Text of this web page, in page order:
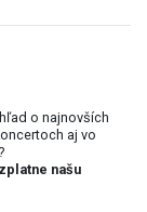
o najnovších
aj vo
našu